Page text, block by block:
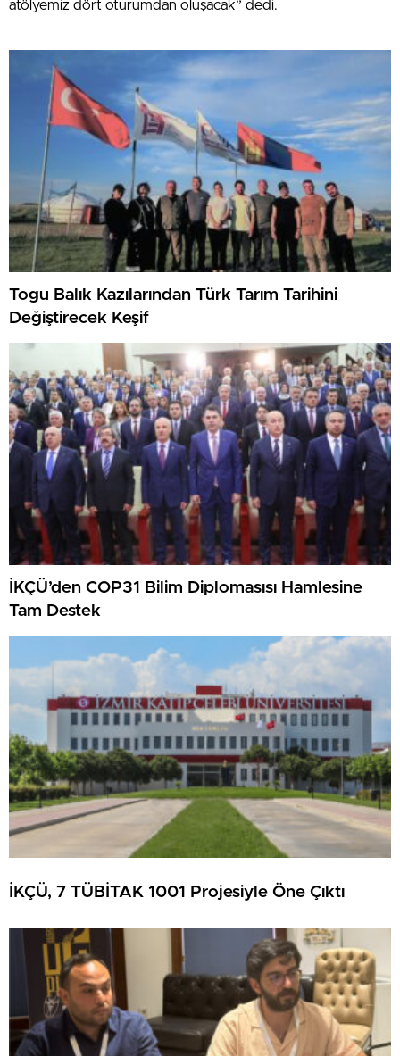
atölyemiz dört oturumdan oluşacak” dedi.
Togu Balık Kazılarından Türk Tarım Tarihini
Değiştirecek Keşif
İKÇÜ’den COP31 Bilim Diplomasısı Hamlesine
Tam Destek
İKÇÜ, 7 TÜBİTAK 1001 Projesiyle Öne Çıktı